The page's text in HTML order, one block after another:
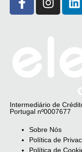
Intermediário de
Portugal nº0007677
Sobre Nós
Política de
Política de